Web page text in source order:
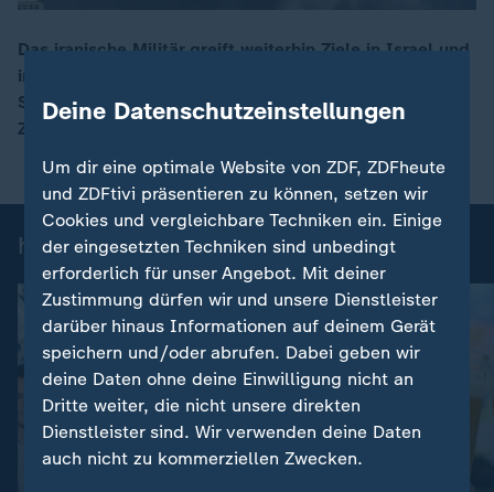
Das iranische Militär greift weiterhin Ziele in Israel und
in den Golf-Staaten an. Im Visier sind vor allem US-
Stützpunkte. Israel und die USA attackieren weiter
Ziele in Iran.
heute-Nachrichten: Einzelbeiträge
Deine Datenschutzeinstellungen
Um dir eine optimale Website von ZDF, ZDFheute
und ZDFtivi präsentieren zu können, setzen wir
Cookies und vergleichbare Techniken ein. Einige
der eingesetzten Techniken sind unbedingt
erforderlich für unser Angebot. Mit deiner
Zustimmung dürfen wir und unsere Dienstleister
darüber hinaus Informationen auf deinem Gerät
speichern und/oder abrufen. Dabei geben wir
deine Daten ohne deine Einwilligung nicht an
Dritte weiter, die nicht unsere direkten
Dienstleister sind. Wir verwenden deine Daten
auch nicht zu kommerziellen Zwecken.